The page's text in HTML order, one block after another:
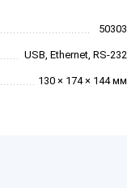
50303
USB, Ethernet, RS-232
130 × 174 × 144 мм